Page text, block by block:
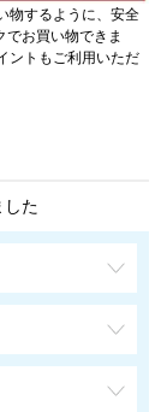
物するように、安全
でお買い物できま
ントもご利用いただ
した